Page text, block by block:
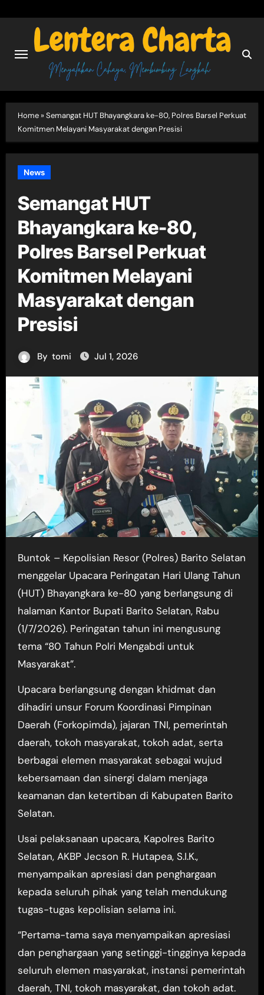
Home»Semangat HUT Bhayangkara ke-80, Polres Barsel Perkuat
Komitmen Melayani Masyarakat dengan Presisi
News
Semangat HUT
Bhayangkara ke-80,
Polres Barsel Perkuat
Komitmen Melayani
Masyarakat dengan
Presisi
By tomi Jul 1, 2026
Buntok – Kepolisian Resor (Polres) Barito Selatan
menggelar Upacara Peringatan Hari Ulang Tahun
(HUT) Bhayangkara ke-80 yang berlangsung di
halaman Kantor Bupati Barito Selatan, Rabu
(1/7/2026). Peringatan tahun ini mengusung
tema “80 Tahun Polri Mengabdi untuk
Masyarakat”.
Upacara berlangsung dengan khidmat dan
dihadiri unsur Forum Koordinasi Pimpinan
Daerah (Forkopimda), jajaran TNI, pemerintah
daerah, tokoh masyarakat, tokoh adat, serta
berbagai elemen masyarakat sebagai wujud
kebersamaan dan sinergi dalam menjaga
keamanan dan ketertiban di Kabupaten Barito
Selatan.
Usai pelaksanaan upacara, Kapolres Barito
Selatan, AKBP Jecson R. Hutapea, S.I.K.,
menyampaikan apresiasi dan penghargaan
kepada seluruh pihak yang telah mendukung
tugas-tugas kepolisian selama ini.
“Pertama-tama saya menyampaikan apresiasi
dan penghargaan yang setinggi-tingginya kepada
seluruh elemen masyarakat, instansi pemerintah
daerah, TNI, tokoh masyarakat, dan tokoh adat.